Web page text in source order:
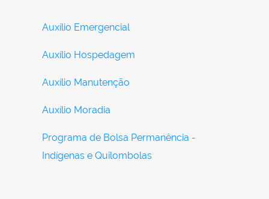
Auxílio Emergencial
Auxílio Hospedagem
Auxílio Manutenção
Auxílio Moradia
Programa de Bolsa Permanência -
Indígenas e Quilombolas